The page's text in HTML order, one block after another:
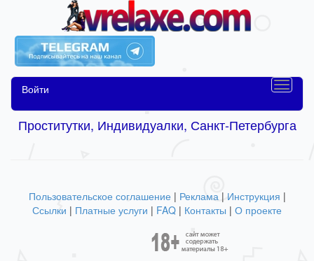
Войти
Проститутки, Индивидуалки, Санкт-Петербурга
Пользовательское соглашение | Реклама| Инструкция |
Ссылки | Платные услуги | FAQ | Контакты | О проекте